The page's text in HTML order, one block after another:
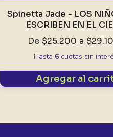
Spinetta Jade - LOS
ESCRIBEN EN EL
De $25.200 a
Hasta 6 cuotas sin
Agregar al